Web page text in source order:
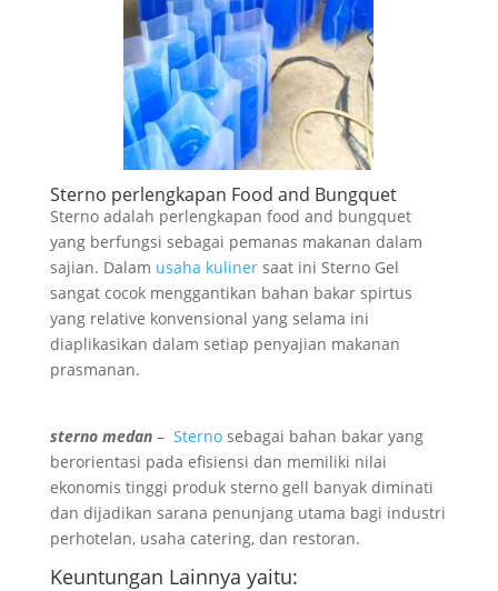
Sterno perlengkapan Food and Bungquet
Sterno adalah perlengkapan food and bungquet
yang berfungsi sebagai pemanas makanan dalam
sajian. Dalam usaha kulinersaat ini Sterno Gel
sangat cocok menggantikan bahan bakar spirtus
yang relative konvensional yang selama ini
diaplikasikan dalam setiap penyajian makanan
prasmanan.
sterno medan– Sternosebagai bahan bakar yang
berorientasi pada efisiensi dan memiliki nilai
ekonomis tinggi produk sterno gell banyak diminati
dan dijadikan sarana penunjang utama bagi industri
perhotelan, usaha catering, dan restoran.
Keuntungan Lainnya yaitu: